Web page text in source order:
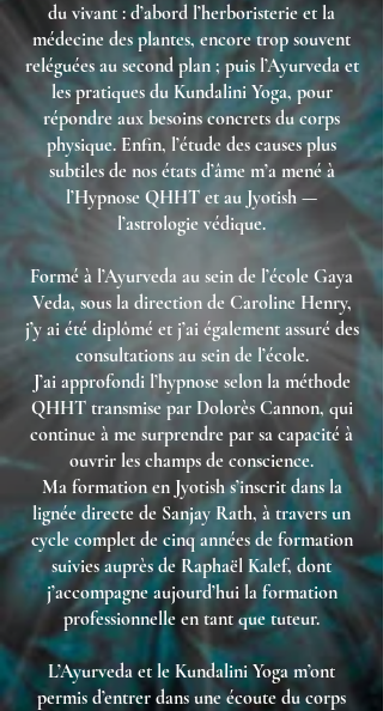
du vivant : d’abord l’herboristerie et la
médecine des plantes, encore trop souvent
reléguées au second plan ; puis l’Ayurveda et
les pratiques du Kundalini Yoga, pour
répondre aux besoins concrets du corps
physique. Enfin, l’étude des causes plus
subtiles de nos états d’âme m’a mené à
l’Hypnose QHHT et au Jyotish —
l’astrologie védique.
Formé à l’Ayurveda au sein de l’école Gaya
Veda, sous la direction de Caroline Henry,
j’y ai été diplômé et j’ai également assuré des
consultations au sein de l’école.
J’ai approfondi l’hypnose selon la méthode
QHHT transmise par Dolorès Cannon, qui
continue à me surprendre par sa capacité à
ouvrir les champs de conscience.
Ma formation en Jyotish s’inscrit dans la
lignée directe de Sanjay Rath, à travers un
cycle complet de cinq années de formation
suivies auprès de Raphaël Kalef, dont
j’accompagne aujourd’hui la formation
professionnelle en tant que tuteur.
L’Ayurveda et le Kundalini Yoga m’ont
permis d’entrer dans une écoute du corps